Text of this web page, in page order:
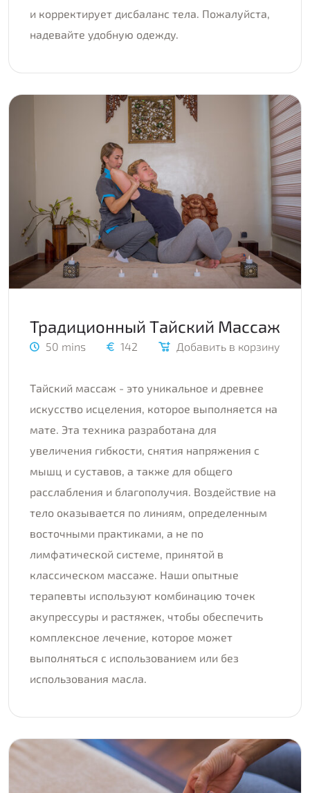
и корректирует дисбаланс тела. Пожалуйста,
надевайте удобную одежду.
Традиционный Тайский Массаж
50 mins 142 Добавить в корзину
Тайский массаж - это уникальное и древнее
искусство исцеления, которое выполняется на
мате. Эта техника разработана для
увеличения гибкости, снятия напряжения с
мышц и суставов, а также для общего
расслабления и благополучия. Воздействие на
тело оказывается по линиям, определенным
восточными практиками, а не по
лимфатической системе, принятой в
классическом массаже. Наши опытные
терапевты используют комбинацию точек
акупрессуры и растяжек, чтобы обеспечить
комплексное лечение, которое может
выполняться с использованием или без
использования масла.